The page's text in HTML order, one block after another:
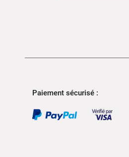
Paiement sécurisé :